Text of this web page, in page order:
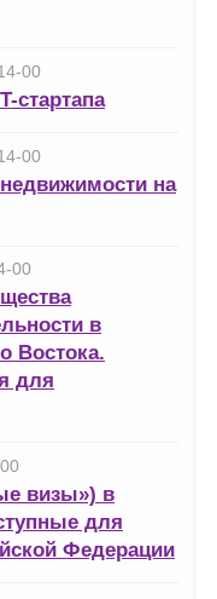
00
стартапа
00
на
00
в
Востока.
для
визы») в
для
Федерации